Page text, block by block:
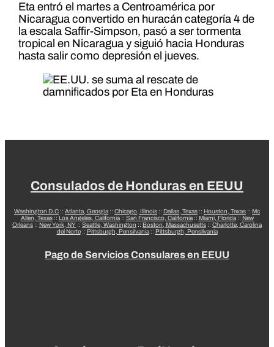
Eta entró el martes a Centroamérica por
Nicaragua convertido en huracán categoría 4 de
la escala Saffir-Simpson, pasó a ser tormenta
tropical en Nicaragua y siguió hacia Honduras
hasta salir como depresión el jueves.
Consulados de Honduras en EEUU
Washington D.C :: Atlanta, Georgia :: Chicago, Illinois :: Dallas, Texas :: Houston, Texas :: Mc
Allen, Texas:: Los Angeles, California:: San Francisco, California:: Miami, Florida:: New
Orleans :: New York, NY :: Seattle, Washington :: Boston, Massachusetts :: Charlotte, Carolina
del Norte:: Pittsburgh, Pensilvania:: Pittsburgh, Pensilvania
Pago de Servicios Consulares en EEUU